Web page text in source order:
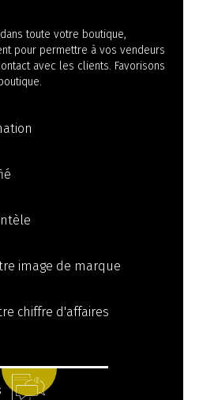
toute votre boutique,
pour permettre à vos vendeurs
avec les clients. Favorisons
image de marque
chiffre d'affaires